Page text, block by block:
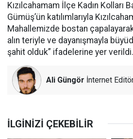
Kızılcahamam İlçe Kadın Kolları
Gümüş’ün katılımlarıyla
Mahallemizde bostan
alın teriyle ve dayanışmayla
şahit olduk” ifadelerine yer verildi.
Ali Güngör İnternet